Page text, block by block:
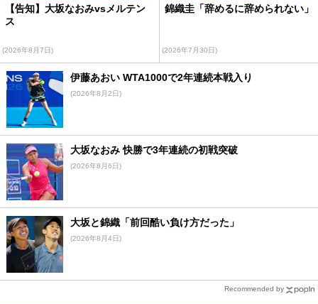
【告知】大坂なおみvsメルテン
ス
(2026年8月7日)
錦織圭「辞めるに辞められない」
(2026年7月30日)
伊藤あおい WTA1000で2年連続本戦入り
(2026年8月2日)
大坂なおみ 快勝で3年連続の初戦突破
(2026年8月6日)
大坂と錦織「前回酷い負け方だった」
(2026年8月4日)
Recommended by